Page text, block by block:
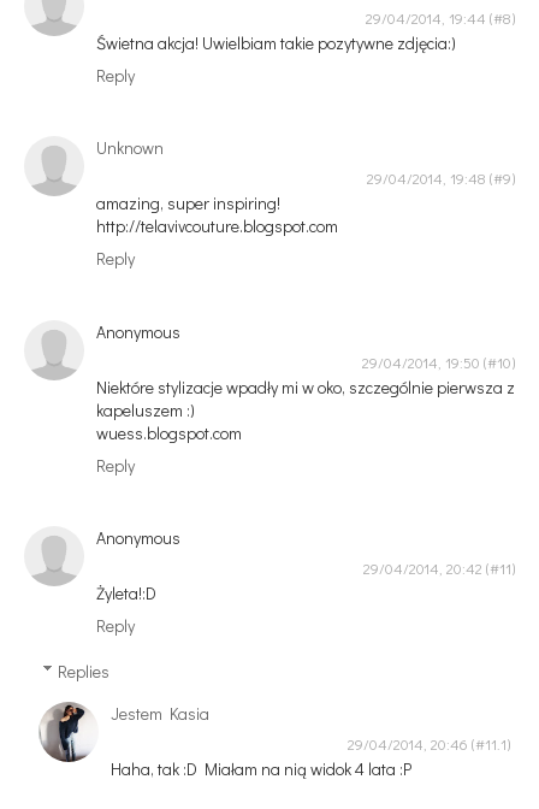
29/04/2014, 19:44
Świetna akcja! Uwielbiam takie pozytywne zdjęcia:)
Reply
Unknown
29/04/2014, 19:48
amazing, super inspiring!
http://telavivcouture.blogspot.com
Reply
Anonymous
29/04/2014, 19:50
Niektóre stylizacje wpadły mi w oko, szczególnie pierwsza z
kapeluszem :)
wuess.blogspot.com
Reply
Anonymous
29/04/2014, 20:42
Żyleta!:D
Reply
Replies
Jestem Kasia
29/04/2014, 20:46
Haha, tak :D Miałam na nią widok 4 lata :P